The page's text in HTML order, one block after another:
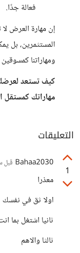
فعالة جدًا.
إن مهارة العرض
المستثمرين، بل
ومهاراتنا كمسوقين
كيف تستعد
مهاراتك كمستقل
التعليقات
1
Bahaa2030 قبل
معذرا
اولا ثق في نفسك
ثانيا اشتغل بما
ثالثا والاهم